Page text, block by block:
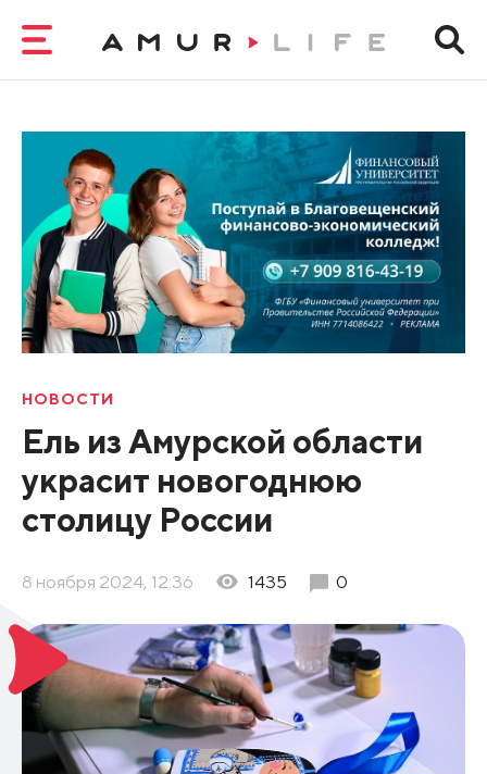
НОВОСТИ
Ель из Амурской области
украсит новогоднюю
столицу России
8 ноября 2024, 12:36 1435 0